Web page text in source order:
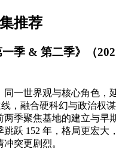
推荐
季 & 第二季》（
同一世界观与核心角色，
，融合硬科幻与政治权谋
两季聚焦基地的建立与早
跳跃 152 年，格局更宏大
突更剧烈。